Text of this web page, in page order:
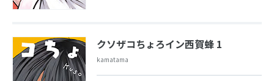
クソザコちょろイン西賀蜂 1
kamatama